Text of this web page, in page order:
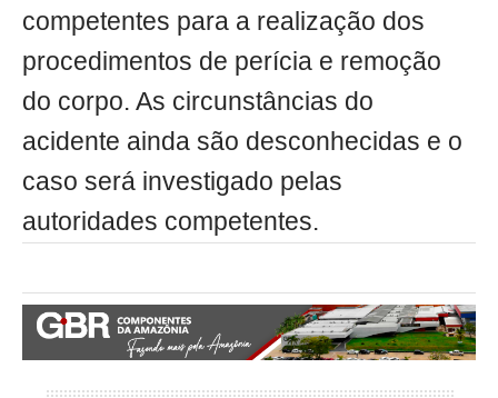
competentes para a realização dos
procedimentos de perícia e remoção
do corpo. As circunstâncias do
acidente ainda são desconhecidas e o
caso será investigado pelas
autoridades competentes.